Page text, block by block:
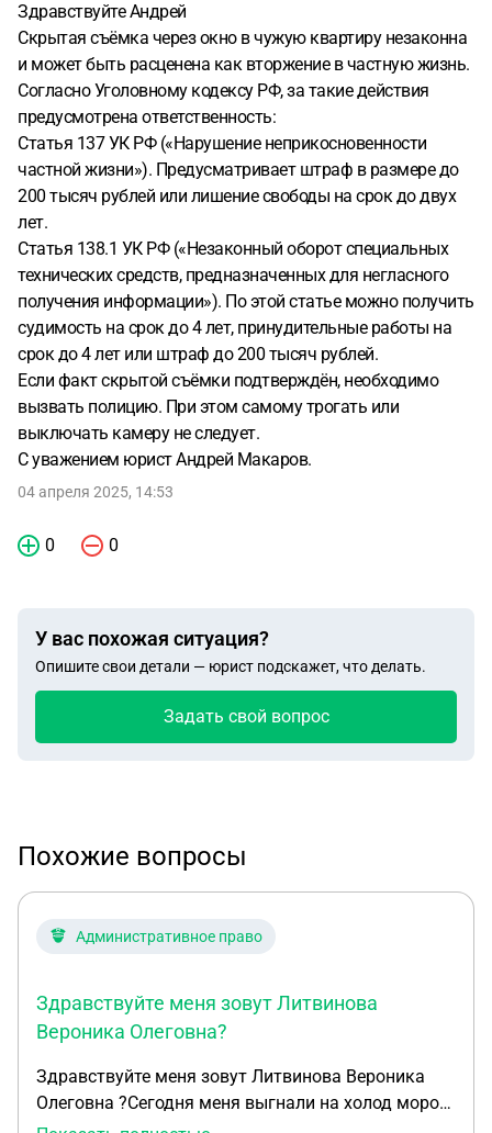
Здравствуйте Андрей
Скрытая съёмка через окно в чужую квартиру незаконна
и может быть расценена как вторжение в частную жизнь.
Согласно Уголовному кодексу РФ, за такие действия
предусмотрена ответственность:
Статья 137 УК РФ («Нарушение неприкосновенности
частной жизни»). Предусматривает штраф в размере до
200 тысяч рублей или лишение свободы на срок до двух
лет.
Статья 138.1 УК РФ («Незаконный оборот специальных
технических средств, предназначенных для негласного
получения информации»). По этой статье можно получить
судимость на срок до 4 лет, принудительные работы на
срок до 4 лет или штраф до 200 тысяч рублей.
Если факт скрытой съёмки подтверждён, необходимо
вызвать полицию. При этом самому трогать или
выключать камеру не следует.
С уважением юрист Андрей Макаров.
04 апреля 2025, 14:53
0 0
У вас похожая ситуация?
Опишите свои детали — юрист подскажет, что делать.
Задать свой вопрос
Похожие вопросы
Административное право
Здравствуйте меня зовут Литвинова
Вероника Олеговна?
Здравствуйте меня зовут Литвинова Вероника
Олеговна ?Сегодня меня выгнали на холод мороз